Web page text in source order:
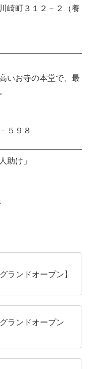
崎町３１２－２（養
いお寺の本堂で、最
５９８
助け」
ランドオープン】
ランドオープン